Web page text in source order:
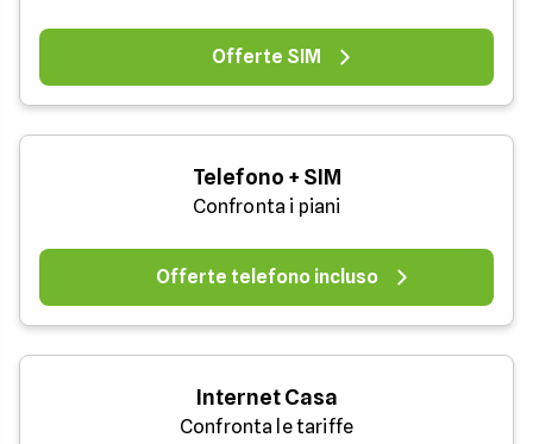
Offerte SIM
Telefono + SIM
Confronta i piani
Offerte telefono incluso
Internet Casa
Confronta le tariffe